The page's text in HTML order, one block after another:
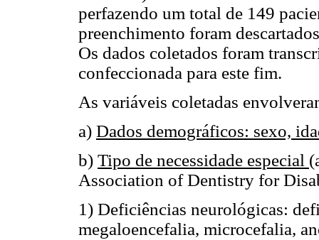
perfazendo um total de 149
preenchimento foram
Os dados coletados foram
confeccionada para este fim.
As variáveis coletadas
a) Dados demográficos: sexo,
b) Tipo de necessidade especial
Association of Dentistry for
1) Deficiências neurológicas:
megaloencefalia, microcefalia,